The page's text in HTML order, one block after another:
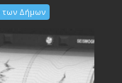
των Δήμων